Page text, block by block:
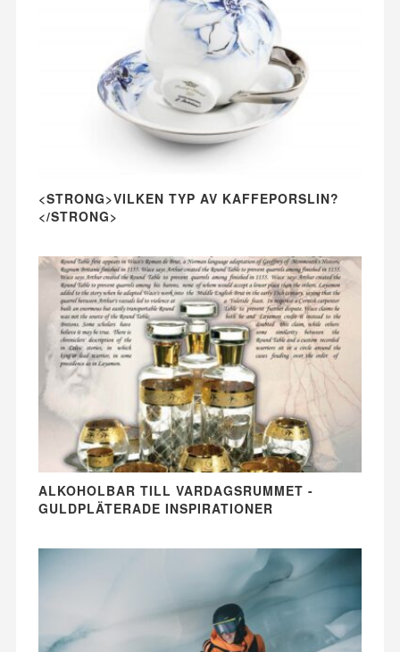
<STRONG>VILKEN TYP AV KAFFEPORSLIN?
</STRONG>
ALKOHOLBAR TILL VARDAGSRUMMET -
GULDPLÄTERADE INSPIRATIONER